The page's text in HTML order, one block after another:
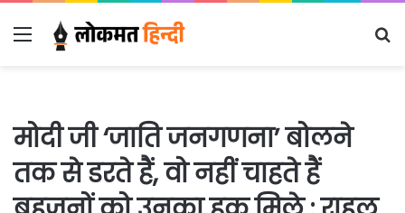
Menu
मोदी जी ‘जाति जनगणना’ बोलने
तक से डरते हैं, वो नहीं चाहते हैं